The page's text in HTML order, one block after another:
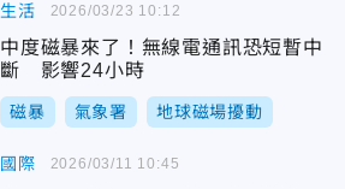
生活
中度磁暴來了！無線電通訊恐短暫中
斷 影響24小時
磁暴 氣象署 地球磁場擾動
2026/03/23 10:12
國際 2026/03/11 10:45